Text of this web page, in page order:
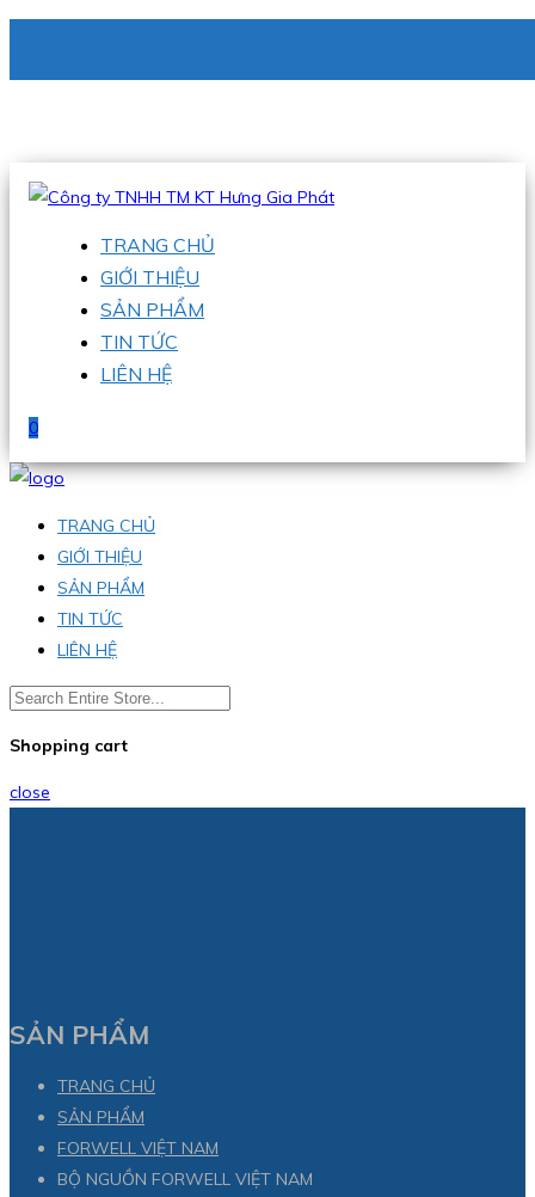
Hotline:0938 336 079
TRANG CHỦ
GIỚI THIỆU
SẢN PHẨM
TIN TỨC
LIÊN HỆ
0
TRANG CHỦ
GIỚI THIỆU
SẢN PHẨM
TIN TỨC
LIÊN HỆ
Shopping cart
close
SẢN PHẨM
TRANG CHỦ
SẢN PHẨM
FORWELL VIỆT NAM
BỘ NGUỒN FORWELL VIỆT NAM